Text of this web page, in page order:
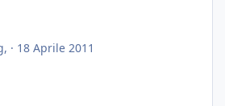
, · 18 Aprile 2011